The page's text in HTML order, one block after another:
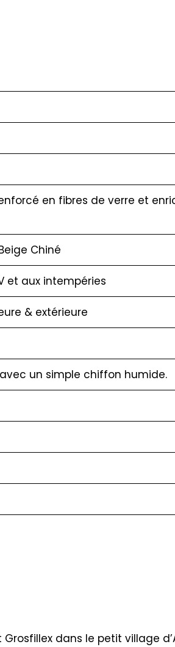
en fibres de verre et
Chiné
et aux intempéries
& extérieure
un simple chiffon humide.
dans le petit village